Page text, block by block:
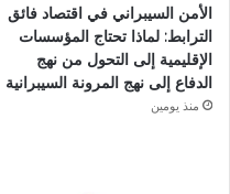
الأمن السيبراني في اقتصاد فائق
الترابط: لماذا تحتاج المؤسسات
الإقليمية إلى التحول من نهج
الدفاع إلى نهج المرونة السيبرانية
منذ يومين